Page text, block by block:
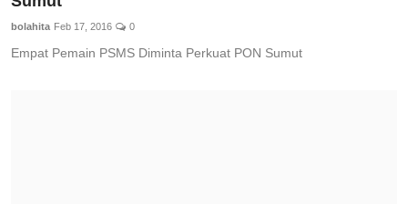
bolahita Feb 17, 2016 0
Empat Pemain PSMS Diminta Perkuat PON Sumut